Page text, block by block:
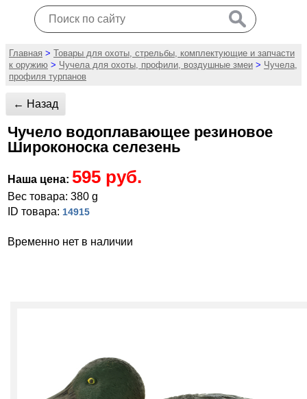
Главная > Товары для охоты, стрельбы, комплектующие и запчасти
к оружию > Чучела для охоты, профили, воздушные змеи > Чучела,
профиля турпанов
← Назад
Чучело водоплавающее резиновое
Широконоска селезень
Наша цена: 595 руб.
Вес товара: 380 g
ID товара: 14915
Временно нет в наличии